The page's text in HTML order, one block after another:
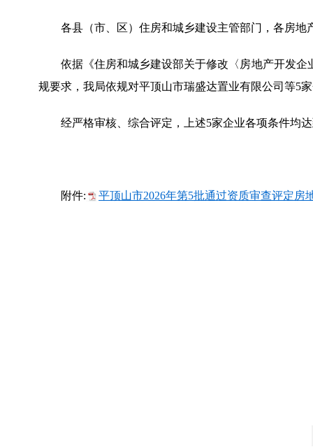
各县（市、区）住房和城乡建设主管部门，各房地
依据《住房和城乡建设部关于修改〈房地产开发
规要求，我局依规对平顶山市瑞盛达置业有限公司等5
经严格审核、综合评定，上述5家企业各项条件均
附件: 平顶山市2026年第5批通过资质审查评定房